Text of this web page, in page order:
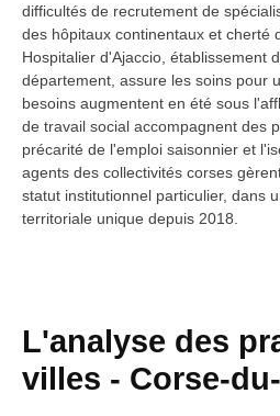
difficultés de recrutement de
des hôpitaux continentaux et cherté
Hospitalier d'Ajaccio, établissement
département, assure les soins pour
besoins augmentent en été sous
de travail social accompagnent des
précarité de l'emploi saisonnier et
agents des collectivités corses
statut institutionnel particulier, dans
territoriale unique depuis 2018.
L'analyse des
villes - Corse-